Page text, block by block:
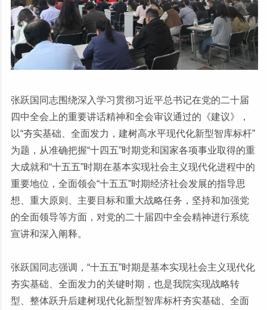
张跃国同志围绕深入学习贯彻习近平总书记在党的二十届
四中全会上的重要讲话精神和全会审议通过的《建议》，
以“夯实基础、全面发力，建树高水平现代化新型智库标杆”
为题，从准确把握“十四五”时期党和国家各项事业取得的重
大成就和“十五五”时期在基本实现社会主义现代化进程中的
重要地位，全面领会“十五五”时期经济社会发展的指导思
想、重大原则、主要目标和重大战略任务，坚持和加强党
的全面领导等方面，对党的二十届四中全会精神进行系统
宣讲和深入阐释。
张跃国同志强调，“十五五”时期是基本实现社会主义现代化
夯实基础、全面发力的关键时期，也是我院实现战略转
型、整体跃升后建树现代化新型智库标杆夯实基础、全面